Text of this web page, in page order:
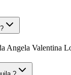
Angela Valentina